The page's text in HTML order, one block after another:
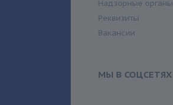
Надзорные органы
Реквизиты
Вакансии
МЫ В СОЦСЕТЯХ